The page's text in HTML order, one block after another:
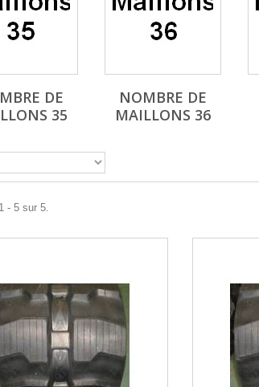
DE
35
NOMBRE DE
MAILLONS 36
- 5 sur 5.